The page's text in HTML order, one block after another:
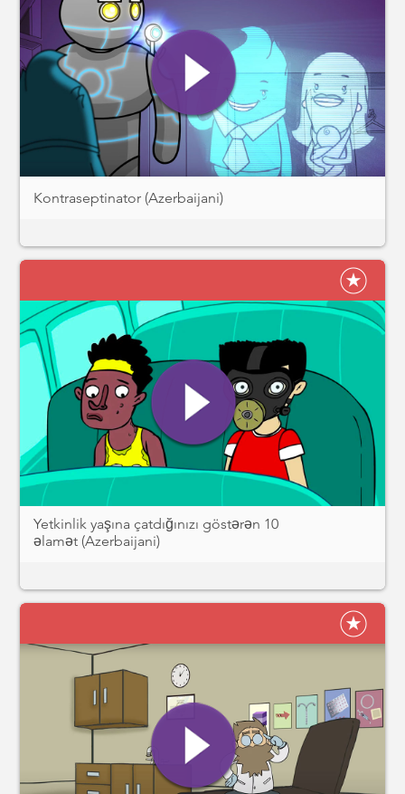
Kontraseptinator (Azerbaijani)
Yetkinlik yaşına çatdığınızı göstərən 10
əlamət (Azerbaijani)